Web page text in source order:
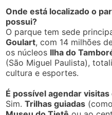
Pesquisar
por:
✉ RECEBA POR E-MAIL